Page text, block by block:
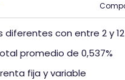
diferentes con entre 2 y
promedio de 0,537%
fija y variable